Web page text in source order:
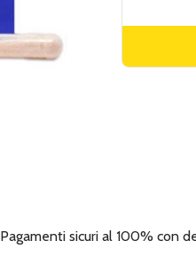
Pagamenti sicuri al 100% con